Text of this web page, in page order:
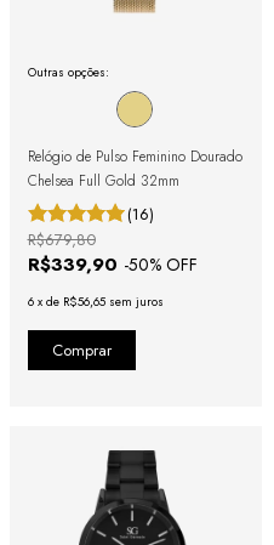
Outras opções:
Relógio de Pulso Feminino Dourado
Chelsea Full Gold 32mm
(16)
R$339,90 -50% OFF
R$679,80
6 x de R$56,65 sem juros